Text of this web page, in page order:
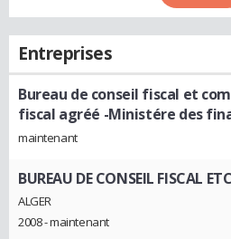
Entreprises
Bureau de conseil fiscal et
fiscal agréé -Ministére des
maintenant
BUREAU DE CONSEIL FISCAL
ALGER
2008 - maintenant